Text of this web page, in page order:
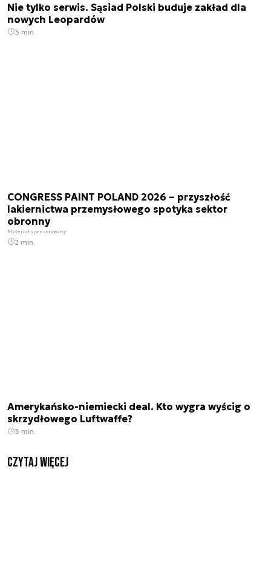
Nie tylko serwis. Sąsiad Polski buduje zakład dla
nowych Leopardów
3 min.
CONGRESS PAINT POLAND 2026 – przyszłość
lakiernictwa przemysłowego spotyka sektor
obronny
Materiał sponsorowany
2 min.
Amerykańsko-niemiecki deal. Kto wygra wyścig o
skrzydłowego Luftwaffe?
3 min.
czytaj więcej